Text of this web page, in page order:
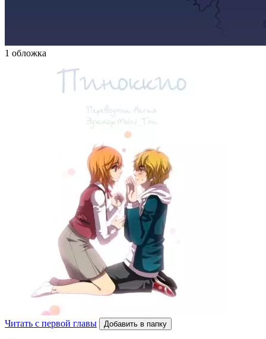
1 обложка
Читать с первой главы Добавить в папку